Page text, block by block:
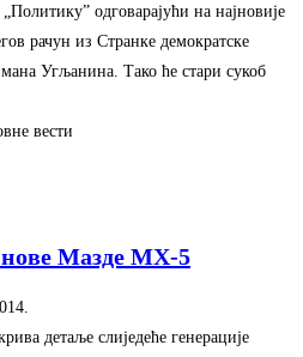
одговарајући на најновије
рачун из Странке демократске
Угљанина. Тако ће стари сукоб
вести
Мазде MX-5
детаље слиједеће генерације